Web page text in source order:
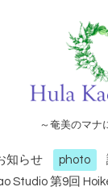
～奄美のマナ
知らせ photo
Studio 第9回